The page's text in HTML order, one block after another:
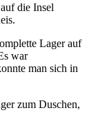
die Insel
Lager auf
war
man sich in
zum Duschen,